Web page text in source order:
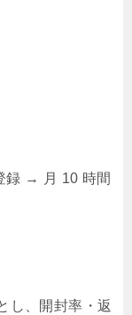
録 → 月 10 時間
し、開封率・返